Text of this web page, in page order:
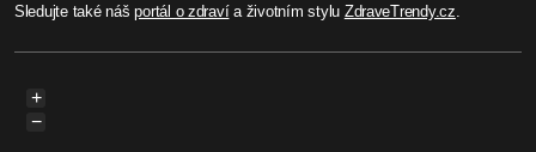
Sledujte také nášportál o zdravía životním stylu ZdraveTrendy.cz
+
−